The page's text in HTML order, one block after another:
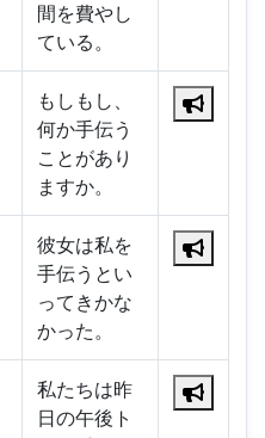
間を費やし
ている。
もしもし、
何か手伝う
ことがあり
ますか。
彼女は私を
手伝うとい
ってきかな
かった。
私たちは昨
日の午後ト